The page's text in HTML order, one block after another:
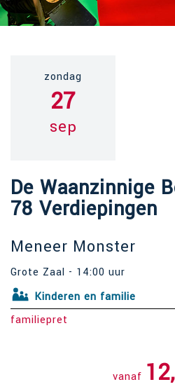
zondag
27
sep
De Waanzinnige
78 Verdiepingen
Meneer Monster
Grote Zaal - 14:00 uur
Kinderen en familie
familiepret
vanaf